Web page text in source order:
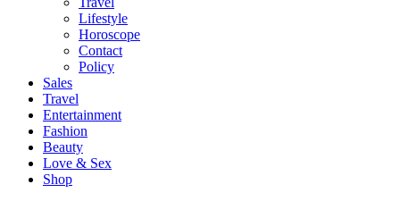
Lifestyle
Horoscope
Contact
Policy
Sales
Travel
Entertainment
Fashion
Beauty
Love & Sex
Shop